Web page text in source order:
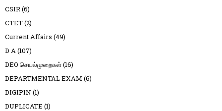
CSIR(6)
CTET(2)
Current Affairs (49)
D A(107)
DEO செயல்முறைகள்(16)
DEPARTMENTAL EXAM (6)
DIGIPIN (1)
DUPLICATE (1)